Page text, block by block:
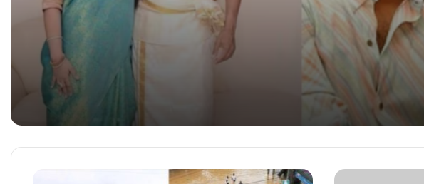
ತಮಿಳುನಾಡು ಸಿಎಂ ವಿಜಯ್‌ಗೆ ಬಿಗ್ ರಿಲೀಫ್ – ಡಿವೋರ್ಸ್ ಅರ್ಜಿ ಹಿಂಪಡೆದ ಪತ್ನಿ